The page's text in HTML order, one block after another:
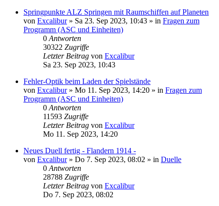
Springpunkte ALZ Springen mit Raumschiffen auf Planeten
von Excalibur» Sa 23. Sep 2023, 10:43 » in Fragen zum
Programm (ASC und Einheiten)
0 Antworten
30322 Zugriffe
Letzter Beitrag von Excalibur
Sa 23. Sep 2023, 10:43
Fehler-Optik beim Laden der Spielstände
von Excalibur» Mo 11. Sep 2023, 14:20 » in Fragen zum
Programm (ASC und Einheiten)
0 Antworten
11593 Zugriffe
Letzter Beitrag von Excalibur
Mo 11. Sep 2023, 14:20
Neues Duell fertig - Flandern 1914 -
von Excalibur» Do 7. Sep 2023, 08:02 » in Duelle
0 Antworten
28788 Zugriffe
Letzter Beitrag von Excalibur
Do 7. Sep 2023, 08:02